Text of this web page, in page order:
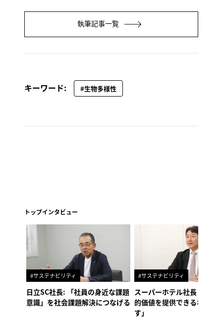
執筆記事一覧
キーワード: #生物多様性
トップインタビュー
#サステナビリティ
日立SC社長: 「社員の身近な課題
意識」を社会課題解決につなげる
#サステナビリティ
スーパーホテル社長「地域
的価値を提供できるホテル
す」